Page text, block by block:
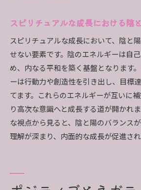
心身の健康がエネルギーに
スピリチュアルな成長における陰
スピリチュアルな成長において、陰と
せない要素です。陰のエネルギーは自
め、内なる平和を築く基盤となります
ーは行動力や創造性を引き出し、目標
てます。これらのエネルギーが互いに
り高次な意識へと成長する道が開かれ
な視点から見ると、陰と陽のバランス
理解が深まり、内面的な成長が促進され